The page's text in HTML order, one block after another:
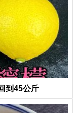
到45公斤